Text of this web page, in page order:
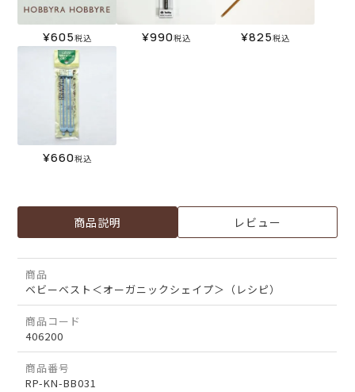
¥605税込 ¥990税込 ¥825税込
¥660税込
商品説明 レビュー
商品
ベビーベスト＜オーガニックシェイプ＞（レシピ）
商品コード
406200
商品番号
RP-KN-BB031